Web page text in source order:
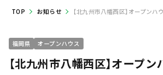
TOP お知らせ 【北九州市八幡西区】オープンハ
福岡県 オープンハウス
【北九州市八幡西区】オープン